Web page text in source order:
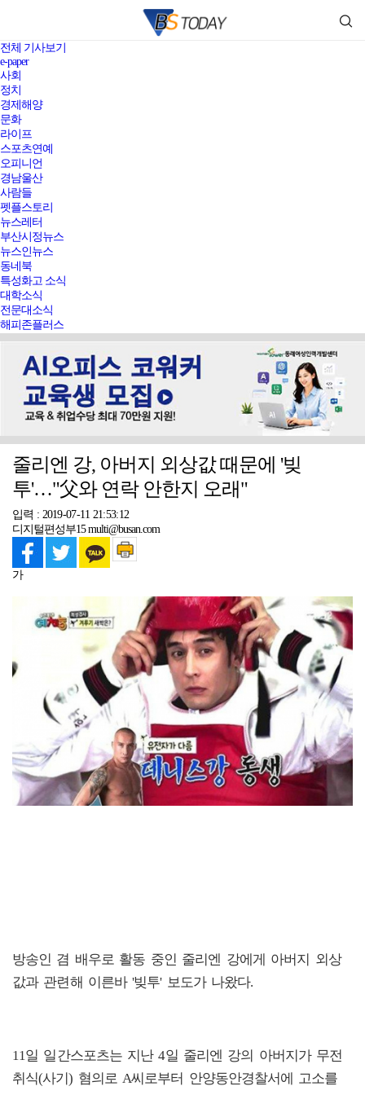
전체 기사보기
e-paper
사회
정치
경제해양
문화
라이프
스포츠연예
오피니언
경남울산
사람들
펫플스토리
뉴스레터
부산시정뉴스
뉴스인뉴스
동네북
특성화고 소식
대학소식
전문대소식
해피존플러스
줄리엔 강, 아버지 외상값 때문에 '빚
투'…"父와 연락 안한지 오래"
입력 : 2019-07-11 21:53:12
디지털편성부15 multi@busan.com
가
방송인 겸 배우로 활동 중인 줄리엔 강에게 아버지 외상
값과 관련해 이른바 '빚투' 보도가 나왔다.
11일 일간스포츠는 지난 4일 줄리엔 강의 아버지가 무전
취식(사기) 혐의로 A씨로부터 안양동안경찰서에 고소를